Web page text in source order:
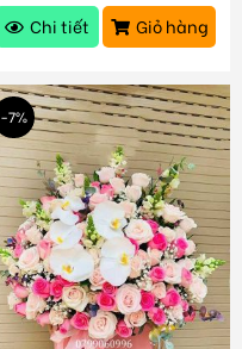
Chi tiết
Giỏ hàng
-7%